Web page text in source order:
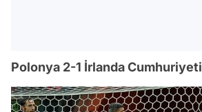
Polonya 2-1 İrlanda Cumhuriyeti